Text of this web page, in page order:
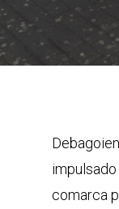
comarca